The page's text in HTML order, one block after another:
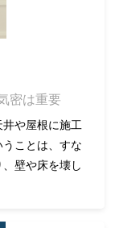
密は重要
や屋根に施工
ことは、すな
壁や床を壊し